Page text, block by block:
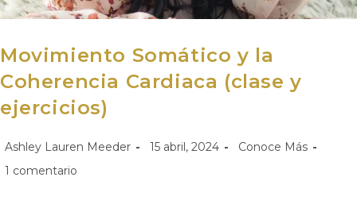
Movimiento Somático y la
Coherencia Cardiaca (clase y
ejercicios)
Ashley Lauren Meeder 15 abril, 2024
Conoce Más
1 comentario